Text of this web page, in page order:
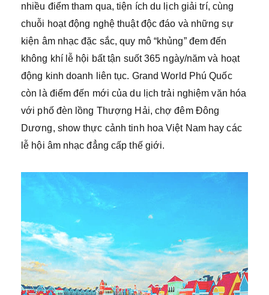
nhiều điểm tham qua, tiện ích du lịch giải trí, cùng
chuỗi hoạt động nghệ thuật độc đáo và những sự
kiện âm nhạc đặc sắc, quy mô “khủng” đem đến
không khí lễ hội bất tận suốt 365 ngày/năm và hoạt
động kinh doanh liên tục. Grand World Phú Quốc
còn là điểm đến mới của du lịch trải nghiệm văn hóa
với phố đèn lồng Thượng Hải, chợ đêm Đông
Dương, show thực cảnh tinh hoa Việt Nam hay các
lễ hội âm nhạc đẳng cấp thế giới.